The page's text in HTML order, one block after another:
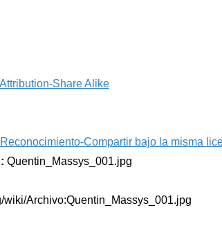
Share Alike
Compartir bajo la misma
Quentin_Massys_001.jpg
Archivo:Quentin_Massys_001.jpg